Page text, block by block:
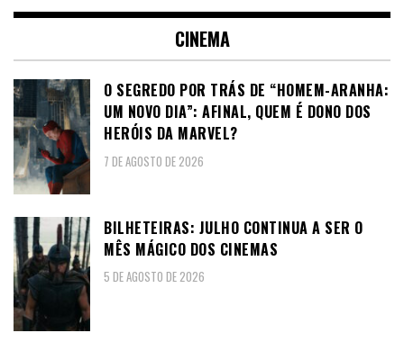
CINEMA
O SEGREDO POR TRÁS DE “HOMEM-ARANHA:
UM NOVO DIA”: AFINAL, QUEM É DONO DOS
HERÓIS DA MARVEL?
7 DE AGOSTO DE 2026
BILHETEIRAS: JULHO CONTINUA A SER O
MÊS MÁGICO DOS CINEMAS
5 DE AGOSTO DE 2026